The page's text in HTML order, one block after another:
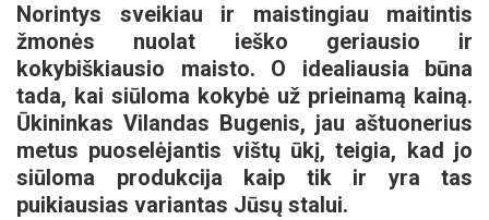
Norintys sveikiau ir maistingiau maitintis
žmonės nuolat ieško geriausio ir
kokybiškiausio maisto. O idealiausia būna
tada, kai siūloma kokybė už prieinamą kainą.
Ūkininkas Vilandas Bugenis, jau aštuonerius
metus puoselėjantis vištų ūkį, teigia, kad jo
siūloma produkcija kaip tik ir yra tas
puikiausias variantas Jūsų stalui.